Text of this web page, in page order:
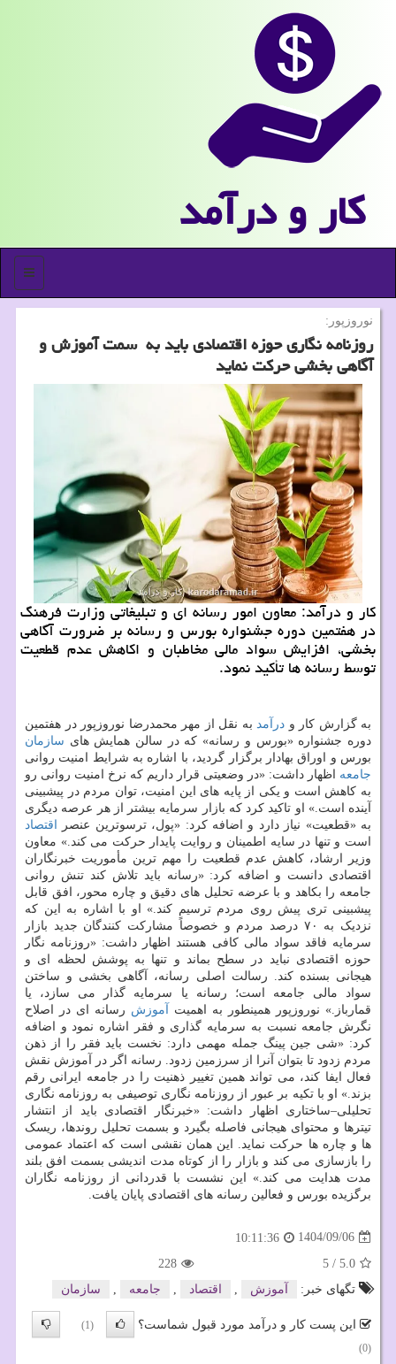
كار و درآمد
منو
نوروزپور:
روزنامه نگاری حوزه اقتصادی باید به سمت آموزش و
آگاهی بخشی حرکت نماید
کار و درآمد: معاون امور رسانه ای و تبلیغاتی وزارت فرهنگ
در هفتمین دوره جشنواره بورس و رسانه بر ضرورت آگاهی
بخشی، افزایش سواد مالی مخاطبان و اکاهش عدم قطعیت
توسط رسانه ها تأکید نمود.
به گزارش کار و درآمد به نقل از مهر محمدرضا نوروزپور در هفتمین
دوره جشنواره «بورس و رسانه» که در سالن همایش های سازمان
بورس و اوراق بهادار برگزار گردید، با اشاره به شرایط امنیت روانی
جامعه اظهار داشت: «در وضعیتی قرار داریم که نرخ امنیت روانی رو
به کاهش است و یکی از پایه های این امنیت، توان مردم در پیشبینی
آینده است.» او تاکید کرد که بازار سرمایه بیشتر از هر عرصه دیگری
به «قطعیت» نیاز دارد و اضافه کرد: «پول، ترسوترین عنصر
اقتصاد
است و تنها در سایه اطمینان و روایت پایدار حرکت می کند.» معاون
وزیر ارشاد، کاهش عدم قطعیت را مهم ترین مأموریت خبرنگاران
اقتصادی دانست و اضافه کرد: «رسانه باید تلاش کند تنش روانی
جامعه را بکاهد و با عرضه تحلیل های دقیق و چاره محور، افق قابل
پیشبینی تری پیش روی مردم ترسیم کند.» او با اشاره به این که
نزدیک به ۷۰ درصد مردم و خصوصاً مشارکت کنندگان جدید بازار
سرمایه فاقد سواد مالی کافی هستند اظهار داشت: «روزنامه نگار
حوزه اقتصادی نباید در سطح بماند و تنها به پوشش لحظه ای و
هیجانی بسنده کند. رسالت اصلی رسانه، آگاهی بخشی و ساختن
سواد مالی جامعه است؛ رسانه یا سرمایه گذار می سازد، یا
قمارباز.» نوروزپور همینطور به اهمیت
آموزش رسانه ای در اصلاح
نگرش جامعه نسبت به سرمایه گذاری و فقر اشاره نمود و اضافه
کرد: «شی جین پینگ جمله مهمی دارد: نخست باید فقر را از ذهن
مردم زدود تا بتوان آنرا از سرزمین زدود. رسانه اگر در آموزش نقش
فعال ایفا کند، می تواند همین تغییر ذهنیت را در جامعه ایرانی رقم
بزند.» او با تکیه بر عبور از روزنامه نگاری توصیفی به روزنامه نگاری
تحلیلی–ساختاری اظهار داشت: «خبرنگار اقتصادی باید از انتشار
تیترها و محتوای هیجانی فاصله بگیرد و بسمت تحلیل روندها، ریسک
ها و چاره ها حرکت نماید. این همان نقشی است که اعتماد عمومی
را بازسازی می کند و بازار را از کوتاه مدت اندیشی بسمت افق بلند
مدت هدایت می کند.» این نشست با قدردانی از روزنامه نگاران
برگزیده بورس و فعالین رسانه های اقتصادی پایان یافت.
1404/09/06
10:11:36
5.0
/
5
228
تگهای خبر:
آموزش , اقتصاد , جامعه , سازمان
این پست کار و درآمد مورد قبول شماست؟
(1)
(0)